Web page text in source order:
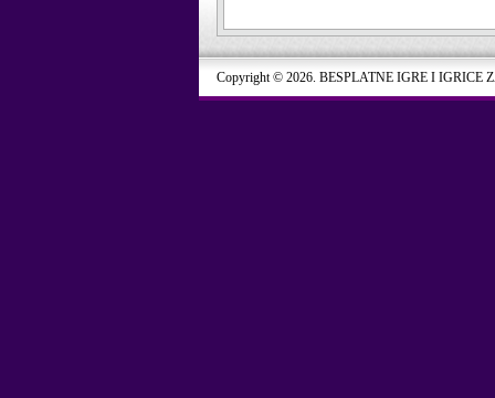
Copyright © 2026. BESPLATNE IGRE I IGRICE